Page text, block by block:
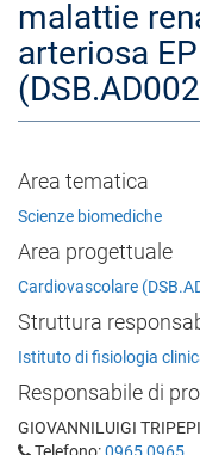
malattie
arteriosa
Area tematica
Scienze biomediche
Area progettuale
Cardiovascolare
Struttura
Istituto di fisiologia
Responsabile di
GIOVANNILUIGI TRIPEPI